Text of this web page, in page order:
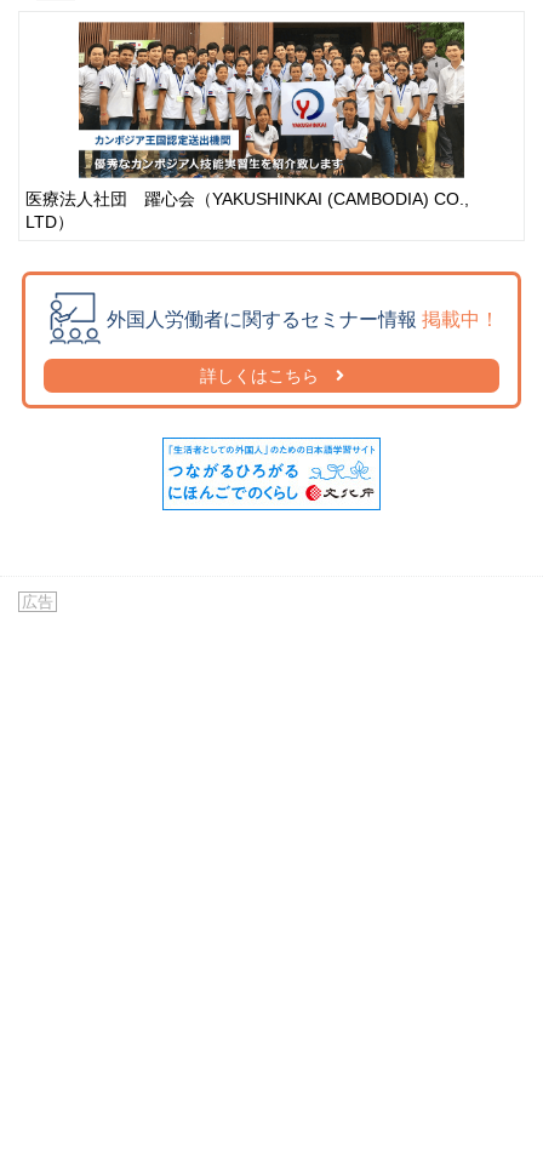
医療法人社団 躍心会（YAKUSHINKAI (CAMBODIA) CO.,
LTD）
外国人労働者に関するセミナー情報 掲載中！
詳しくはこちら
広告